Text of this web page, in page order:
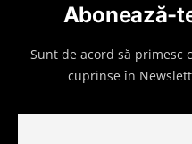
Abonează-
Sunt de acord să
cuprinse în